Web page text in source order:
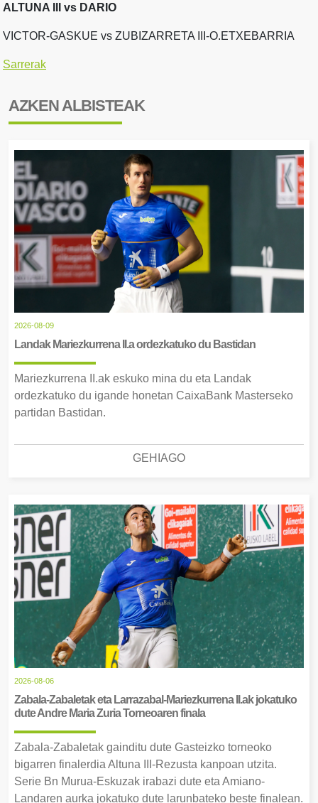
ALTUNA III vs DARIO
VICTOR-GASKUE vs ZUBIZARRETA III-O.ETXEBARRIA
Sarrerak
AZKEN ALBISTEAK
2026-08-09
Landak Mariezkurrena II.a ordezkatuko du Bastidan
Mariezkurrena II.ak eskuko mina du eta Landak
ordezkatuko du igande honetan CaixaBank Masterseko
partidan Bastidan.
GEHIAGO
2026-08-06
Zabala-Zabaletak eta Larrazabal-Mariezkurrena II.ak jokatuko
dute Andre Maria Zuria Torneoaren finala
Zabala-Zabaletak gainditu dute Gasteizko torneoko
bigarren finalerdia Altuna III-Rezusta kanpoan utzita.
Serie Bn Murua-Eskuzak irabazi dute eta Amiano-
Landaren aurka jokatuko dute larunbateko beste finalean.